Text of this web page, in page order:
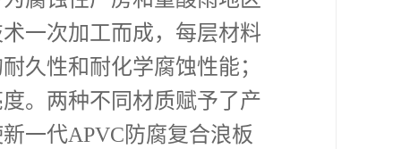
一次加工而成，每层材料
久性和耐化学腐蚀性能；
。两种不同材质赋予了产
一代APVC防腐复合浪板